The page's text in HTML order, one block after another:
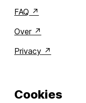
FAQ
Over
Privacy
Cookies